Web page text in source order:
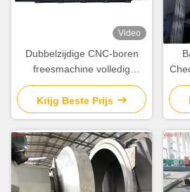
Video
Dubbelzijdige CNC-boren
freesmachine volledig
intelligente draaibank
geautomatiseerd
Krijg Beste Prijs